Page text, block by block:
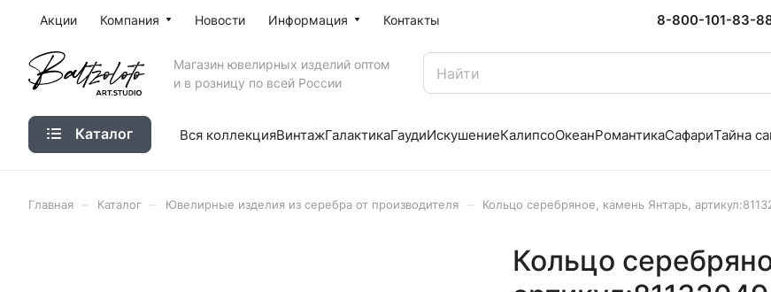
Акции Компания Новости Информация Контакты 8-800-101-83-
Магазин ювелирных изделий оптом
и в розницу по всей России
Каталог Вся коллекцияВинтажГалактикаГаудиИскушениеКалипсоОкеанРомантикаСафариТайна
Главная Каталог Ювелирные изделия из серебра от производителя Кольцо серебряное, камень Янтарь,
Кольцо